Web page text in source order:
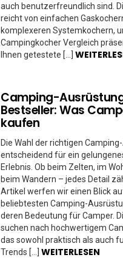
auch benutzerfreundlich sind.
reicht von einfachen
komplexeren Systemkochern,
Campingkocher Vergleich
Ihnen getestete […]
Camping-
Bestseller: Was
kaufen
Die Wahl der richtigen
entscheidend für ein
Erlebnis. Ob beim Zelten, im
beim Wandern – jedes Detail
Artikel werfen wir einen Blick
beliebtesten Camping-
deren Bedeutung für Camper.
suchen nach hochwertigem
das sowohl praktisch als auch
Trends […] WEITERLESEN